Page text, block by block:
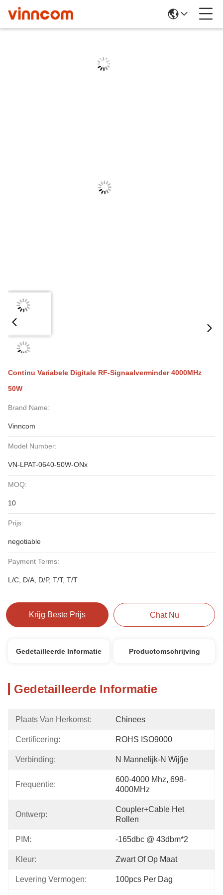
Product Details
Continu Variabele Digitale RF-Signaalverminder 4000MHz
50W
Brand Name:
Vinncom
Model Number:
VN-LPAT-0640-50W-ONx
MOQ:
10
Prijs:
negotiable
Payment Terms:
L/C, D/A, D/P, T/T, T/T
Krijg Beste Prijs Chat Nu
Gedetailleerde Informatie Productomschrijving
Gedetailleerde Informatie
Plaats Van Herkomst: Chinees
Certificering: ROHS ISO9000
Verbinding: N Mannelijk-N Wijfje
Frequentie:
600-4000 Mhz, 698-
4000MHz
Ontwerp:
Coupler+Cable Het
Rollen
PIM: -165dbc @ 43dbm*2
Kleur: Zwart Of Op Maat
Levering Vermogen: 100pcs Per Dag